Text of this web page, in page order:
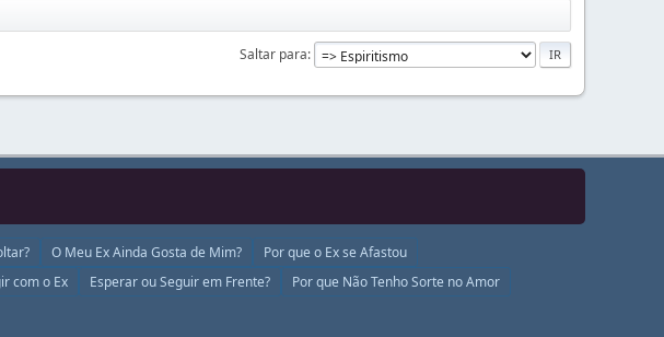
Saltar para
O Meu Ex Ainda Gosta de Mim?
Por que o Ex se Afastou
com o Ex Esperar ou Seguir em Frente?
Por que Não Tenho Sorte no Amor